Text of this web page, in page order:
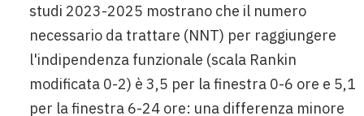
studi 2023-2025 mostrano che il numero
necessario da trattare (NNT) per raggiungere
l'indipendenza funzionale (scala Rankin
modificata 0-2) è 3,5 per la finestra 0-6 ore e 5,1
per la finestra 6-24 ore: una differenza minore